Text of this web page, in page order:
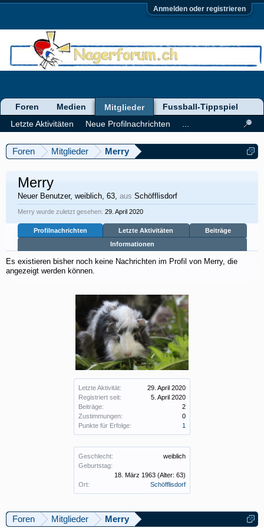
Anmelden oder registrieren
Foren Mitglieder Merry
Letzte Aktivität:
29. April 2020
Registriert seit:
5. April 2020
Beiträge:
2
Zustimmungen:
0
Punkte für Erfolge:
1
Geschlecht:
weiblich
Geburtstag:
18. März 1963 (Alter: 63)
Ort:
Schöfflisdorf
Merry
Neuer Benutzer, weiblich, 63, aus Schöfflisdorf
Merry wurde zuletzt gesehen: 29. April 2020
Profilnachrichten Letzte Aktivitäten
Beiträge
Informationen
Es existieren bisher noch keine Nachrichten im Profil von Merry, die
angezeigt werden können.
Foren Mitglieder Merry
Foren Medien
Mitglieder
Letzte Aktivitäten
Neue Profilnachrichten
Fussball-Tippspiel